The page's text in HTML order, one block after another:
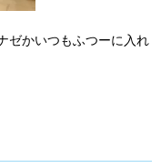
ゼかいつもふつーに入れ